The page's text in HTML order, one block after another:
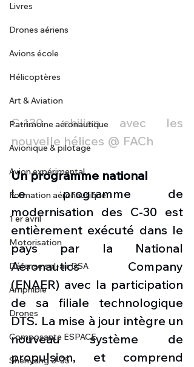
Livres
Drones aériens
Avions école
Hélicoptères
Art & Aviation
Patrimoine aéronautique
Avionique & pilotage
Avion expérimental
Formation aéronautique
1 er avril
Motorisation
Défense sol-air DSA
Amphibie
Drones
Composante ESPACE
Shenyang J-35
C-130 chilien avec les
nouvelle hélices @ FACh
Un programme national
Le programme de
modernisation des C-30 est
entièrement exécuté dans le
pays par la National
Aeronautics Company
(ENAER) avec la participation
de sa filiale technologique
DTS. La mise à jour intègre un
nouveau système de
propulsion, et comprend